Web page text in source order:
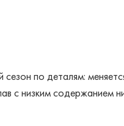
по деталям:
с низким содержанием